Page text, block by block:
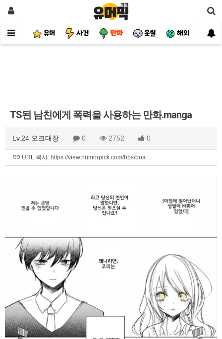
유머 사건 만화 웃썰 해외 핫
TS된 남친에게 폭력을 사용하는 만화.manga
Lv.24 오크대장 0 2752 0
URL 복사: https://view.humorpick.com/bbs/boa…